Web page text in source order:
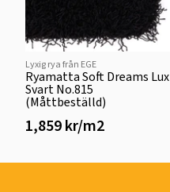
Lyxig rya från EGE
Ryamatta Soft Dreams Lux
Svart No.815
(Måttbeställd)
1,859 kr/m2